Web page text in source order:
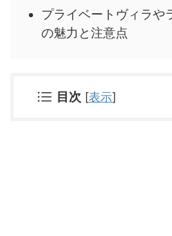
プライベートヴィラや
の魅力と注意点
目次 [表示]